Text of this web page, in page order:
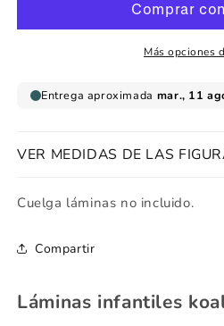
colores
love
colores
Más opciones
VER MEDIDAS DE LAS
Cuelga láminas no incluido.
Compartir
Láminas infantiles